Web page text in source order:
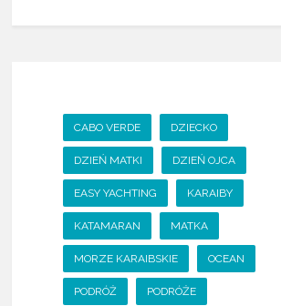
CABO VERDE DZIECKO
DZIEŃ MATKI DZIEŃ OJCA
EASY YACHTING KARAIBY
KATAMARAN MATKA
MORZE KARAIBSKIE OCEAN
PODRÓŻ PODRÓŻE